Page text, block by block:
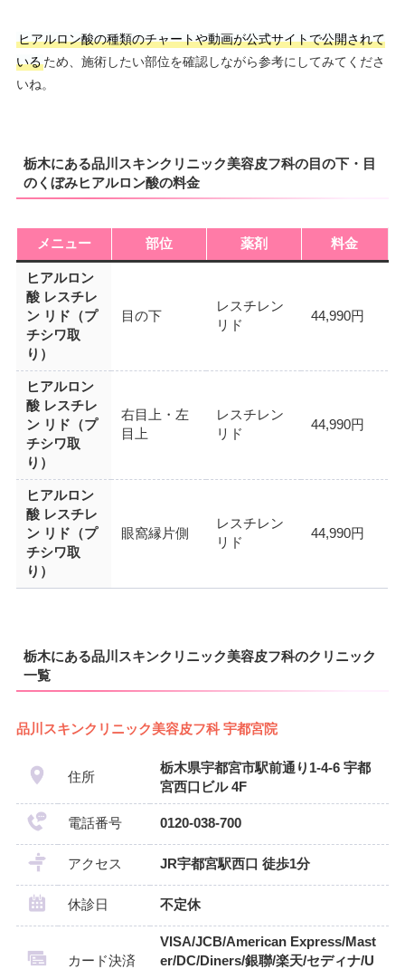
ヒアルロン酸の種類のチャートや動画が公式サイトで公開されて
いるため、施術したい部位を確認しながら参考にしてみてくださ
いね。
栃木にある品川スキンクリニック美容皮フ科の目の下・目
のくぼみヒアルロン酸の料金
メニュー 部位 薬剤 料金
ヒアルロン
酸 レスチレ
ン リド（プ
チシワ取
り）
目の下
レスチレン
リド
44,990円
ヒアルロン
酸 レスチレ
ン リド（プ
チシワ取
り）
右目上・左
目上
レスチレン
リド
44,990円
ヒアルロン
酸 レスチレ
ン リド（プ
チシワ取
り）
眼窩縁片側
レスチレン
リド
44,990円
栃木にある品川スキンクリニック美容皮フ科のクリニック
一覧
品川スキンクリニック美容皮フ科 宇都宮院
住所
栃木県宇都宮市駅前通り1-4-6 宇都
宮西口ビル 4F
電話番号 0120-038-700
アクセス JR宇都宮駅西口 徒歩1分
休診日 不定休
カード決済
VISA/JCB/American Express/Mast
er/DC/Diners/銀聯/楽天/セディナ/U